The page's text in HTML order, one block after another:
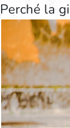
Perché la